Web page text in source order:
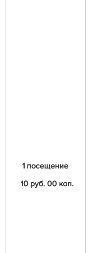
1 посещение
10 руб. 00 коп.